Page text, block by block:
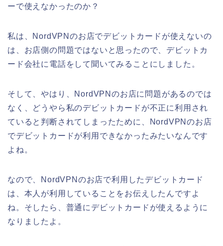
ーで使えなかったのか？
私は、NordVPNのお店でデビットカードが使えないの
は、お店側の問題ではないと思ったので、デビットカ
ード会社に電話をして聞いてみることにしました。
そして、やはり、NordVPNのお店に問題があるのでは
なく、どうやら私のデビットカードが不正に利用され
ていると判断されてしまったために、NordVPNのお店
でデビットカードが利用できなかったみたいなんです
よね。
なので、NordVPNのお店で利用したデビットカード
は、本人が利用していることをお伝えしたんですよ
ね。そしたら、普通にデビットカードが使えるように
なりましたよ。